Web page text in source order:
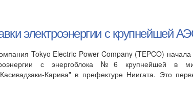
электроэнергии с крупнейшей
Tokyo Electric Power Company (TEPCO) начала
с энергоблока №6 крупнейшей в
Карива" в префектуре Ниигата. Это